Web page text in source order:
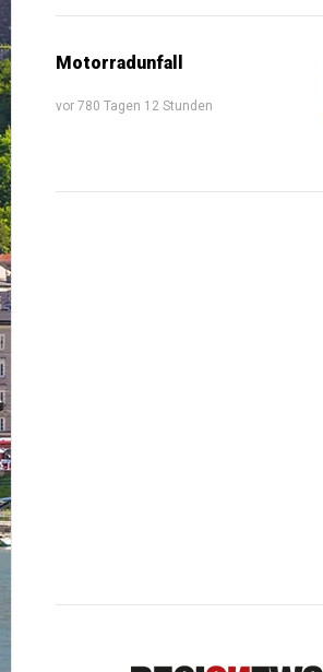
Motorradunfall
vor 780 Tagen 12 Stunden